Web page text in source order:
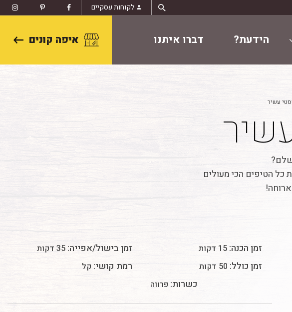
לקוחות עסקיים
הידעת? דברו איתנו איפה קונים
עשיר
כל הטיפים הכי מעולים
זמן הכנה: 15 דקות זמן בישול/אפייה: 35 דקות
זמן כולל: 50 דקות רמת קושי: קל
כשרות: פרווה